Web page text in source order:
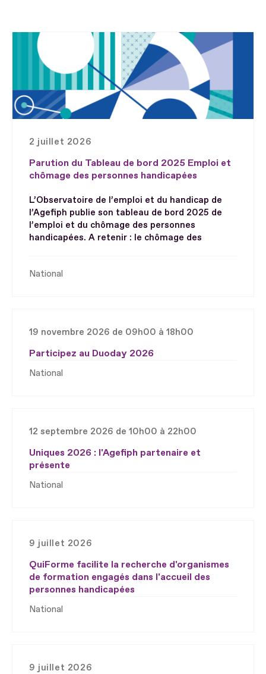
2 juillet 2026
Parution du Tableau de bord 2025 Emploi et
chômage des personnes handicapées
L’Observatoire de l’emploi et du handicap de
l’Agefiph publie son tableau de bord 2025 de
l’emploi et du chômage des personnes
handicapées. A retenir : le chômage des
National
19 novembre 2026 de 09h00 à 18h00
Participez au Duoday 2026
National
12 septembre 2026 de 10h00 à 22h00
Uniques 2026 : l'Agefiph partenaire et
présente
National
9 juillet 2026
QuiForme facilite la recherche d'organismes
de formation engagés dans l'accueil des
personnes handicapées
National
9 juillet 2026